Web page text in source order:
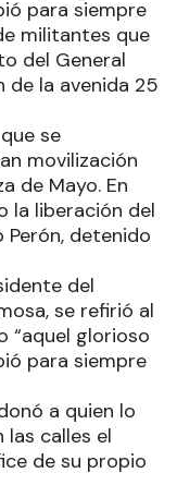
para siempre
militantes que
del General
de la avenida 25
se
movilización
de Mayo. En
la liberación del
Perón, detenido
del
se refirió al
“aquel glorioso
para siempre
a quien lo
calles el
de su propio